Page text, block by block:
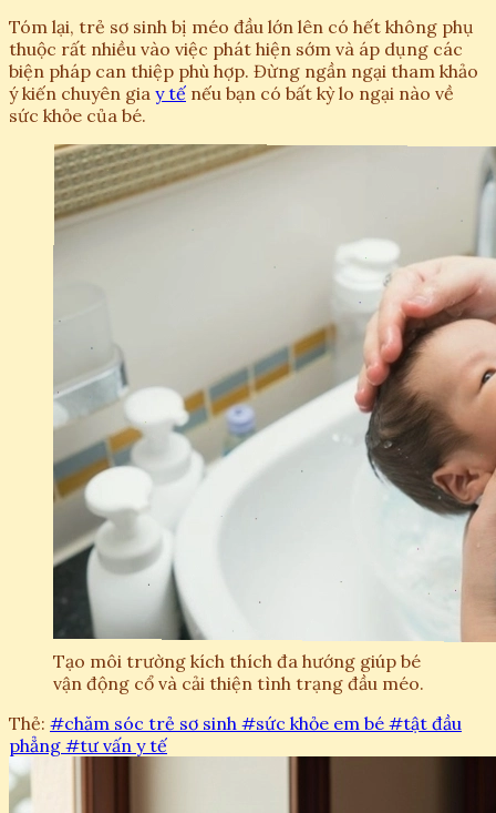
Tóm lại, trẻ sơ sinh bị méo đầu lớn lên có hết không phụ
thuộc rất nhiều vào việc phát hiện sớm và áp dụng các
biện pháp can thiệp phù hợp. Đừng ngần ngại tham khảo
ý kiến chuyên gia y tế nếu bạn có bất kỳ lo ngại nào về
sức khỏe của bé.
Tạo môi trường kích thích đa hướng giúp bé
vận động cổ và cải thiện tình trạng đầu méo.
Thẻ: #chăm sóc trẻ sơ sinh #sức khỏe em bé #tật đầu
phẳng #tư vấn y tế